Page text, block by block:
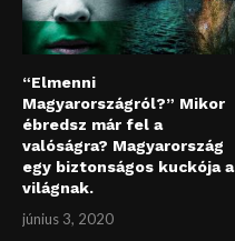
“Elmenni
Magyarországról?” Mikor
ébredsz már fel a
valóságra? Magyarország
egy biztonságos kuckója a
világnak.
június 3, 2020